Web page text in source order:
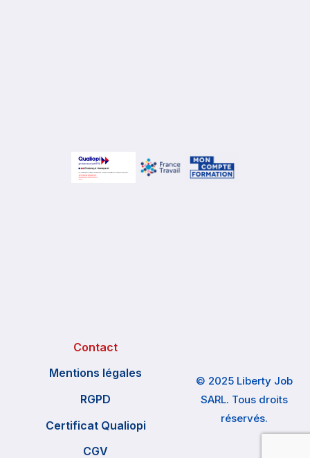
Contact
Mentions légales
RGPD
Certificat Qualiopi
CGV
© 2025 Liberty Job
SARL. Tous droits
réservés.